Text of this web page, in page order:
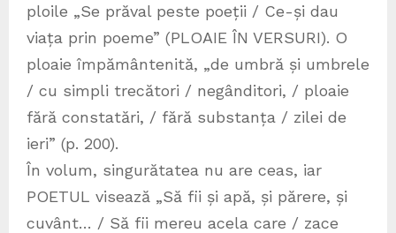
ploile „Se prăval peste poeții / Ce-și dau
viața prin poeme” (PLOAIE ÎN VERSURI). O
ploaie împământenită, „de umbră și umbrele
/ cu simpli trecători / negânditori, / ploaie
fără constatări, / fără substanța / zilei de
ieri” (p. 200).
În volum, singurătatea nu are ceas, iar
POETUL visează „Să fii și apă, și părere, și
cuvânt… / Să fii mereu acela care / zace